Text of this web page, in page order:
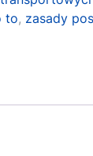
to, zasady